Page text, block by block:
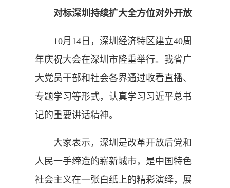
对标深圳持续扩大全方位对外开放
10月14日，深圳经济特区建立40周
年庆祝大会在深圳市隆重举行。我省广
大党员干部和社会各界通过收看直播、
专题学习等形式，认真学习习近平总书
记的重要讲话精神。
大家表示，深圳是改革开放后党和
人民一手缔造的崭新城市，是中国特色
社会主义在一张白纸上的精彩演绎，展